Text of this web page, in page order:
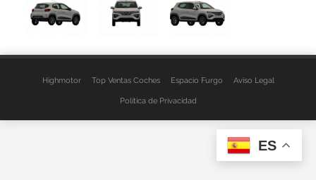
Highmotor Top Ventas Coches Espacio Furgo Aviso Legal
Política de Privacidad
ES